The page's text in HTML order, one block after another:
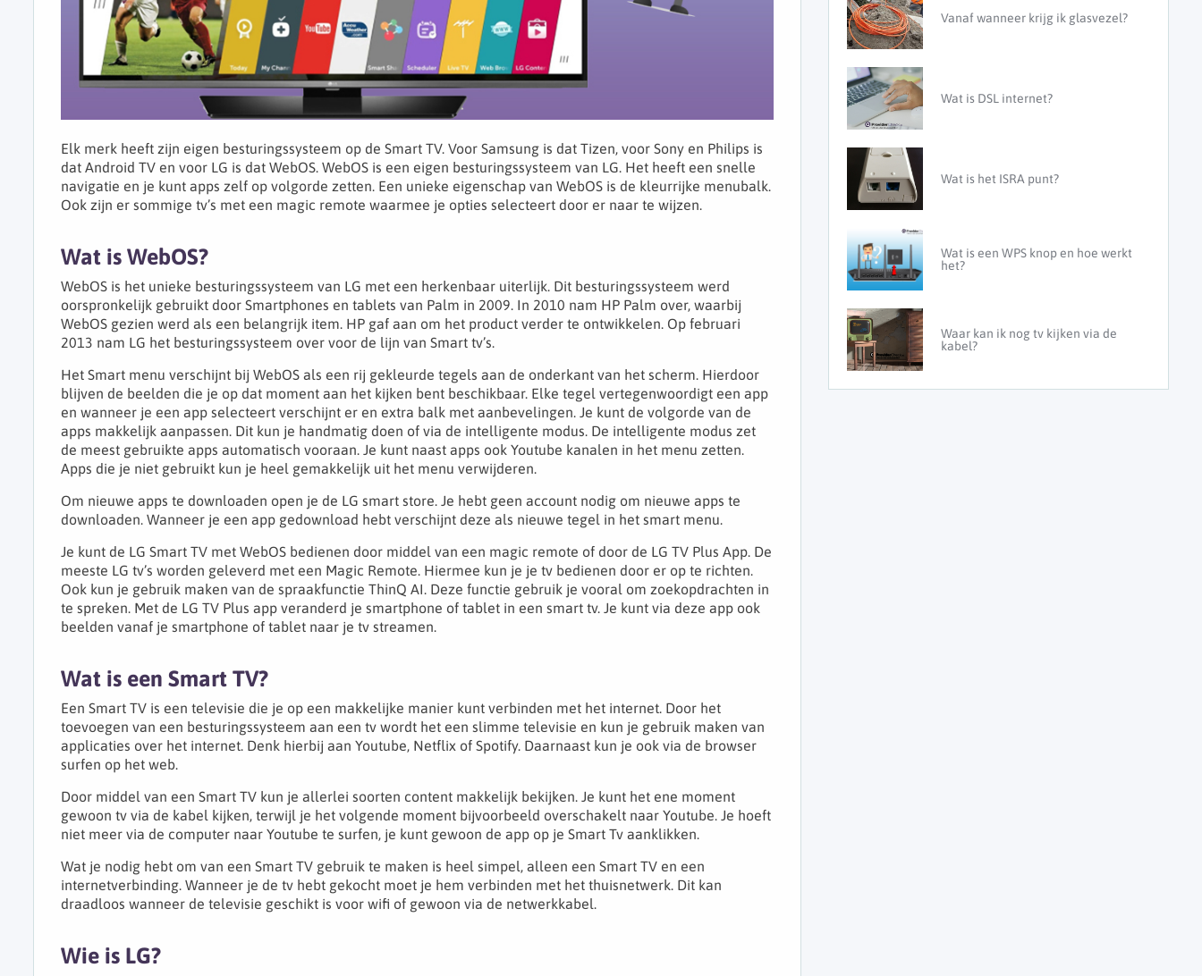
Elk merk heeft zijn eigen besturingssysteem op de Smart TV. Voor Samsung is dat Tizen, voor Sony en Philips is
dat Android TV en voor LG is dat WebOS. WebOS is een eigen besturingssysteem van LG. Het heeft een snelle
navigatie en je kunt apps zelf op volgorde zetten. Een unieke eigenschap van WebOS is de kleurrijke menubalk.
Ook zijn er sommige tv’s met een magic remote waarmee je opties selecteert door er naar te wijzen.
Wat is WebOS?
WebOS is het unieke besturingssysteem van LG met een herkenbaar uiterlijk. Dit besturingssysteem werd
oorspronkelijk gebruikt door Smartphones en tablets van Palm in 2009. In 2010 nam HP Palm over, waarbij
WebOS gezien werd als een belangrijk item. HP gaf aan om het product verder te ontwikkelen. Op februari
2013 nam LG het besturingssysteem over voor de lijn van Smart tv’s.
Het Smart menu verschijnt bij WebOS als een rij gekleurde tegels aan de onderkant van het scherm. Hierdoor
blijven de beelden die je op dat moment aan het kijken bent beschikbaar. Elke tegel vertegenwoordigt een app
en wanneer je een app selecteert verschijnt er en extra balk met aanbevelingen. Je kunt de volgorde van de
apps makkelijk aanpassen. Dit kun je handmatig doen of via de intelligente modus. De intelligente modus zet
de meest gebruikte apps automatisch vooraan. Je kunt naast apps ook Youtube kanalen in het menu zetten.
Apps die je niet gebruikt kun je heel gemakkelijk uit het menu verwijderen.
Om nieuwe apps te downloaden open je de LG smart store. Je hebt geen account nodig om nieuwe apps te
downloaden. Wanneer je een app gedownload hebt verschijnt deze als nieuwe tegel in het smart menu.
Je kunt de LG Smart TV met WebOS bedienen door middel van een magic remote of door de LG TV Plus App. De
meeste LG tv’s worden geleverd met een Magic Remote. Hiermee kun je je tv bedienen door er op te richten.
Ook kun je gebruik maken van de spraakfunctie ThinQ AI. Deze functie gebruik je vooral om zoekopdrachten in
te spreken. Met de LG TV Plus app veranderd je smartphone of tablet in een smart tv. Je kunt via deze app ook
beelden vanaf je smartphone of tablet naar je tv streamen.
Wat is een Smart TV?
Een Smart TV is een televisie die je op een makkelijke manier kunt verbinden met het internet. Door het
toevoegen van een besturingssysteem aan een tv wordt het een slimme televisie en kun je gebruik maken van
applicaties over het internet. Denk hierbij aan Youtube, Netflix of Spotify. Daarnaast kun je ook via de browser
surfen op het web.
Door middel van een Smart TV kun je allerlei soorten content makkelijk bekijken. Je kunt het ene moment
gewoon tv via de kabel kijken, terwijl je het volgende moment bijvoorbeeld overschakelt naar Youtube. Je hoeft
niet meer via de computer naar Youtube te surfen, je kunt gewoon de app op je Smart Tv aanklikken.
Wat je nodig hebt om van een Smart TV gebruik te maken is heel simpel, alleen een Smart TV en een
internetverbinding. Wanneer je de tv hebt gekocht moet je hem verbinden met het thuisnetwerk. Dit kan
draadloos wanneer de televisie geschikt is voor wifi of gewoon via de netwerkkabel.
Wie is LG?
Vanaf wanneer krijg ik glasvezel?
Wat is DSL internet?
Wat is het ISRA punt?
Wat is een WPS knop en hoe werkt
het?
Waar kan ik nog tv kijken via de
kabel?